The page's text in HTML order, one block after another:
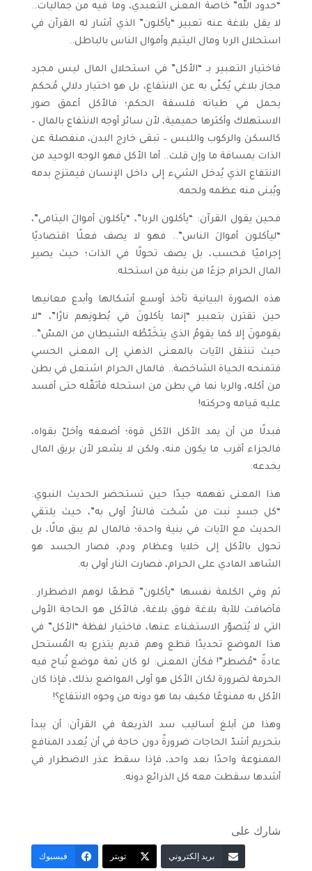
“حدود الله” خاصةً المعنى التعبدي، وما فيه من جماليات..
لا يقل بلاغة عنه تعبير “يأكلون” الذي أشار له القرآن في
استحلال الربا ومال اليتيم وأموال الناس بالباطل..
فاختيار التعبير بـ “الأكل” في استحلال المال ليس مجرد
مجاز بلاغي يُكنّى به عن الانتفاع، بل هو اختيار دلالي مُحكم
يحمل في طياته فلسفة الحكم؛ فالأكل أعمق صور
الاستهلاك وأكثرها حميمية، لأن سائر أوجه الانتفاع بالمال –
كالسكن والركوب واللبس – تبقى خارج البدن، منفصلة عن
الذات بمسافة ما وإن قلت.. أما الأكل فهو الوجه الوحيد من
الانتفاع الذي يُدخل الشيء إلى داخل الإنسان فيمتزج بدمه
ويُبنى منه عظمه ولحمه.
فحين يقول القرآن: “يأكلون الربا”، “يأكلون أموالَ اليتامى”،
“ليأكلون أموالَ الناس”.. فهو لا يصف فعلًا اقتصاديًا
إجراميًا فحسب، بل يصف تحولًا في الذات؛ حيث يصير
المال الحرام جزءًا من بنية من استحله.
هذه الصورة البيانية تأخذ أوسع أشكالها وأبدع معانيها
حين تقترن بتعبير “إنما يأكلونَ في بُطونِهم نارًا”، “لا
يقومونَ إلا كما يقومُ الذي يتخَبّطُه الشيطان من المسّ”..
حيث تنتقل الآيات بالمعنى الذهني إلى المعنى الحسي
فتمنحه الحياة الشاخصة.. فالمال الحرام اشتعل في بطن
من أكله، والربا نما في بطن من استحله فأثقّله حتى أفسد
عليه قيامه وحركته!
فبدلًا من أن يمد الأكل الآكل قوة؛ أضعفه وأخلّ بقواه،
فالجزاء أقرب ما يكون منه، ولكن لا يشعر لأن بريق المال
يخدعه.
هذا المعنى تفهمه جيدًا حين تستحضر الحديث النبوي:
“كل جسدٍ نبت من سُحْت فالنارُ أولى به”، حيث يلتقي
الحديث مع الآيات في بنية واحدة؛ فالمال لم يبق مالًا، بل
تحول بالأكل إلى خلايا وعظام ودم، فصار الجسد هو
الشاهد المادي على الحرام، فصارت النار أولى به.
ثم وفي الكلمة نفسها “يأكلون” قطعًا لوهم الاضطرار..
فأضافت للآية بلاغة فوق بلاغة، فالأكل هو الحاجة الأولى
التي لا يُتصوّر الاستغناء عنها، فاختيار لفظة “الأكل” في
هذا الموضع تحديدًا قطع وهم قديم يتذرع به المُستحل
عادةً “مُضطر”! فكأن المعنى: لو كان ثمة موضع تُباح فيه
الحرمة لضرورة لكان الأكل هو أولى المواضع بذلك، فإذا كان
الأكل به ممنوعًا فكيف بما هو دونه من وجوه الانتفاع؟!
وهذا من أبلغ أساليب سد الذريعة في القرآن: أن يبدأ
بتحريم أشدّ الحاجات ضرورةً دون حاجة في أن يُعدد المنافع
الممنوعة واحدًا بعد واحد، فإذا سقط عذر الاضطرار في
أشدها سقطت معه كل الذرائع دونه.
شارك على
فيسبوك تويتر بريد إلكتروني